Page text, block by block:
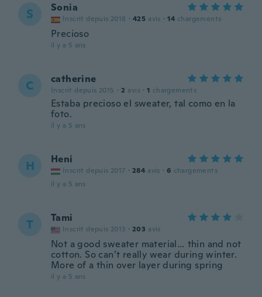
S Sonia
Inscrit depuis 2018 · 425 avis · 14 chargements
Precioso
il y a 5 ans
C catherine
Inscrit depuis 2015 · 2 avis · 1 chargements
Estaba precioso el sweater, tal como en la
foto.
il y a 5 ans
H Heni
Inscrit depuis 2017 · 284 avis · 6 chargements
il y a 5 ans
T Tami
Inscrit depuis 2013 · 203 avis
Not a good sweater material… thin and not
cotton. So can’t really wear during winter.
More of a thin over layer during spring
il y a 5 ans